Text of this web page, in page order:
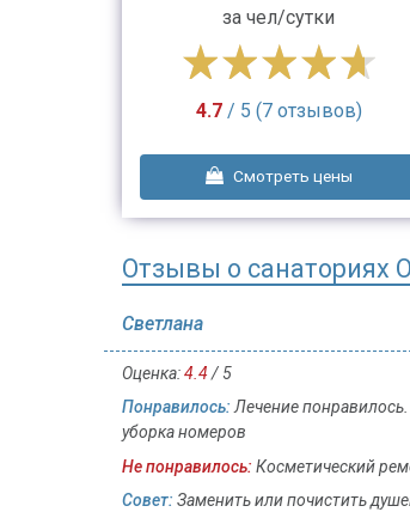
за чел/сутки
Смотреть цены
4.7/ 5 (7 отзывов)
Отзывы о санаториях
Светлана
Оценка:4.4/ 5
Понравилось:Лечение
уборка номеров
Не понравилось: Косметический
Совет: Заменить или почистить